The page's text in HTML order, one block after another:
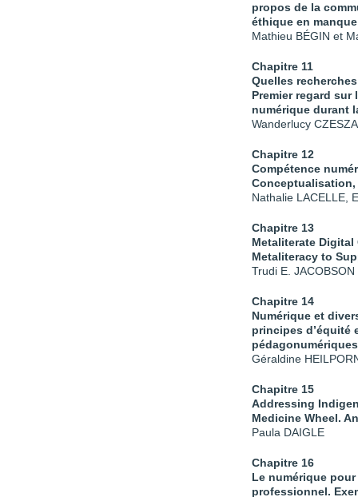
propos de la
éthique en
Mathieu BÉGIN et
Chapitre 11
Quelles
Premier regard
numérique durant
Wanderlucy
Chapitre 12
Compétence
Nathalie LACELLE,
Chapitre 13
Metaliterate
Metaliteracy to
Trudi E. JACOBSON
Chapitre 14
Numérique et
principes d’équité
pédagonumériques
Géraldine
Chapitre 15
Addressing
Medicine Wheel.
Paula DAIGLE
Chapitre 16
Le numérique
professionnel.